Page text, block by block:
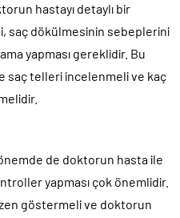
hastayı detaylı bir
saç dökülmesinin sebeplerini
yapması gereklidir. Bu
saç telleri incelenmeli ve kaç
de doktorun hasta ile
yapması çok önemlidir.
göstermeli ve doktorun